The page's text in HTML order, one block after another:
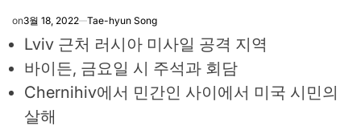
on3월 18, 2022 Tae-hyun Song
Lviv 근처 러시아 미사일 공격 지역
바이든, 금요일 시 주석과 회담
Chernihiv에서 민간인 사이에서 미국 시민의
살해